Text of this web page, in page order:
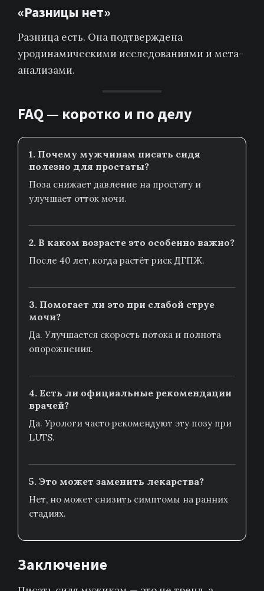
«Разницы нет»
Разница есть. Она подтверждена
уродинамическими исследованиями и мета-
анализами.
FAQ — коротко и по делу
1. Почему мужчинам писать сидя
полезно для простаты?
Поза снижает давление на простату и
улучшает отток мочи.
2. В каком возрасте это особенно важно?
После 40 лет, когда растёт риск ДГПЖ.
3. Помогает ли это при слабой струе
мочи?
Да. Улучшается скорость потока и полнота
опорожнения.
4. Есть ли официальные рекомендации
врачей?
Да. Урологи часто рекомендуют эту позу при
LUTS.
5. Это может заменить лекарства?
Нет, но может снизить симптомы на ранних
стадиях.
Заключение